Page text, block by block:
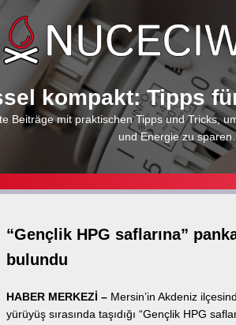
to
the
content
kompakt: Tipps
Beiträge mit praktischen Tipps und Tricks,
und Energie zu sparen.
“Gençlik HPG saflarına”
bulundu
HABER MERKEZİ – Mersin’in Akdeniz
yürüyüş sırasında taşıdığı “Gençlik HPG